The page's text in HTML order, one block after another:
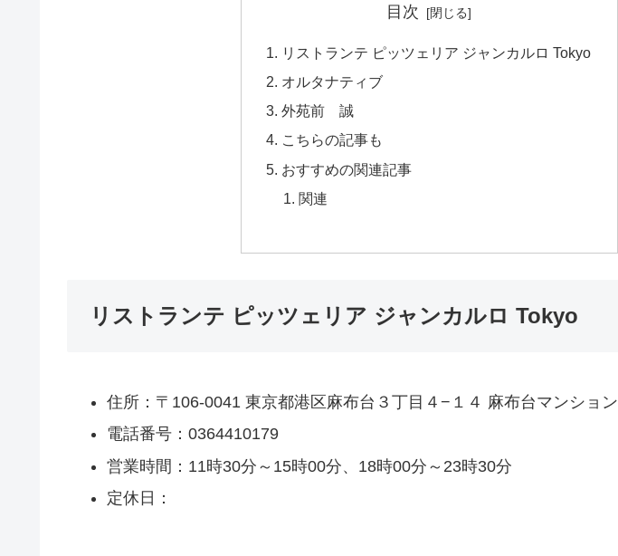
目次
リストランテ ピッツェリア ジャンカルロ Tokyo
オルタナティブ
外苑前 誠
こちらの記事も
おすすめの関連記事
関連
リストランテ ピッツェリア ジャンカルロ Tokyo
住所：〒106-0041 東京都港区麻布台３丁目４−１４ 麻布台マンション
電話番号：0364410179
営業時間：11時30分～15時00分、18時00分～23時30分
定休日：